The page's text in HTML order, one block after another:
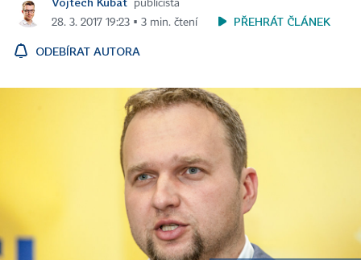
publicista
28. 3. 2017 19:23 ▪ 3 min. čtení
PŘEHRÁT ČLÁNEK
ODEBÍRAT AUTORA